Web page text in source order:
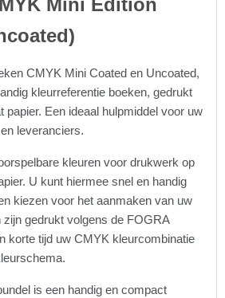
Mini Edition
CMYK Mini Coated en Uncoated,
kleurreferentie boeken, gedrukt
papier. Een ideaal hulpmiddel voor uw
leveranciers.
kleuren voor drukwerk op
U kunt hiermee snel en handig
kiezen voor het aanmaken van uw
gedrukt volgens de FOGRA
korte tijd uw CMYK kleurcombinatie
is een handig en compact